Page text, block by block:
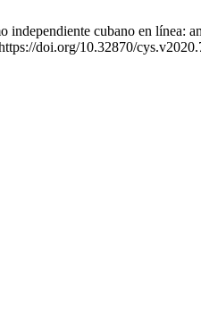
independiente cubano en línea:
doi.org/10.32870/